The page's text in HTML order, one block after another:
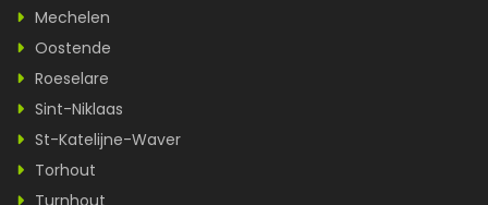
Mechelen
Oostende
Roeselare
Sint-Niklaas
St-Katelijne-Waver
Torhout